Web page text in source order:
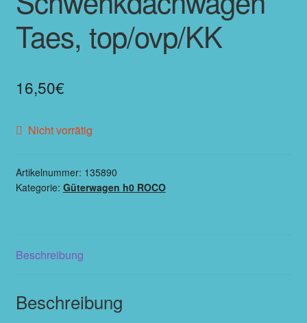
Taes, top/ovp/KK
16,50€
Nicht vorrätig
Artikelnummer: 135890
Kategorie: Güterwagen h0 ROCO
Beschreibung
Beschreibung